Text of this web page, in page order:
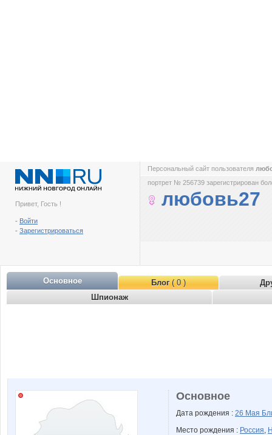
Привет, Гость !
- Войти
- Зарегистрироваться
Персональный сайт пользователя
портрет № 256739 зарегистрирован
любовь27
Основное Блог( 0 )
Шпионаж
Основное
Дата рождения : 26 Мая
Место рождения : Россия,